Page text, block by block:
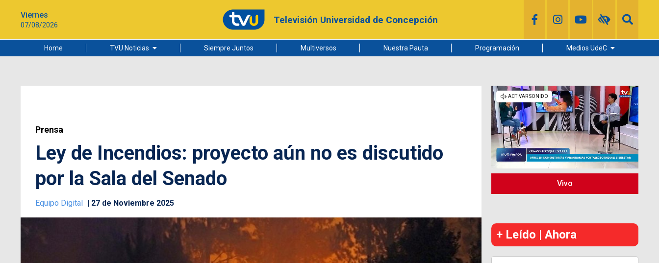
Viernes
07/08/2026 Televisión Universidad de Concepción
Home TVU Noticias
Ciudad
Siempre Juntos Multiversos Nuestra Pauta Programación Medios UdeC
Radio UdeC
Noticias UdeC
La Discusión
Prensa
Ley de Incendios: proyecto aún no es discutido
por la Sala del Senado
Equipo Digital 27 de Noviembre 2025
Vivo
+ Leído | Ahora